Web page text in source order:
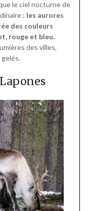
le ciel nocturne de
: les aurores
des couleurs
rouge et bleu.
des villes,